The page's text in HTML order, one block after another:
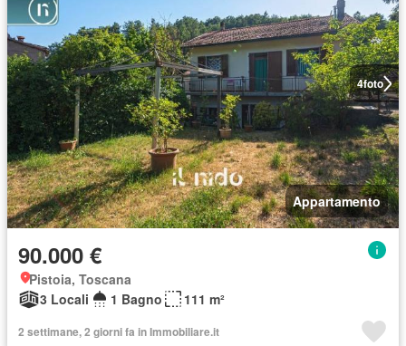
4foto
Appartamento
90.000 €
Pistoia, Toscana
3 Locali
1 Bagno 111 m²
2 settimane, 2 giorni fa in Immobiliare.it